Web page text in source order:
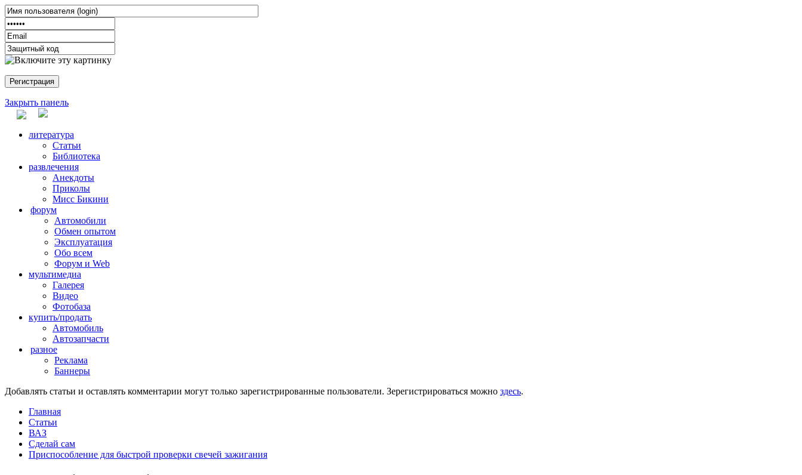
Закрыть панель
литература
Статьи
Библиотека
развлечения
Анекдоты
Приколы
Мисс Бикини
форум
Автомобили
Обмен опытом
Эксплуатация
Обо всем
Форум и Web
мультимедиа
Галерея
Видео
Фотобаза
купить/продать
Автомобиль
Автозапчасти
разное
Реклама
Баннеры
Добавлять статьи и оставлять комментарии могут только зарегистрированные пользователи. Зерегистрироваться можно здесь.
Главная
Статьи
ВАЗ
Сделай сам
Приспособление для быстрой проверки свечей зажигания